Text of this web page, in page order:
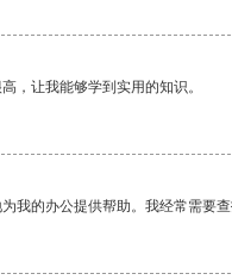
，让我能够学到实用的知识。
我的办公提供帮助。我经常需要